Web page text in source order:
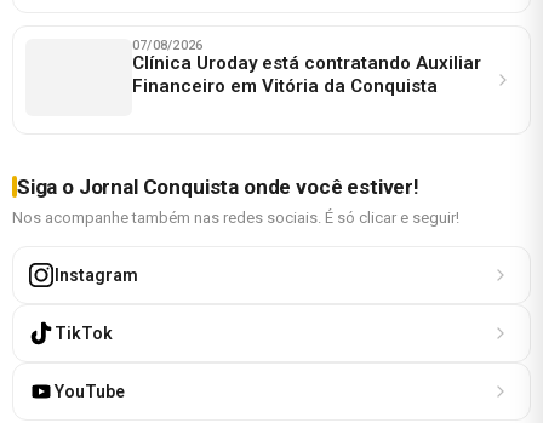
07/08/2026
Clínica Uroday está contratando Auxiliar
Financeiro em Vitória da Conquista
Siga o Jornal Conquista onde você estiver!
Nos acompanhe também nas redes sociais. É só clicar e seguir!
Instagram
TikTok
YouTube